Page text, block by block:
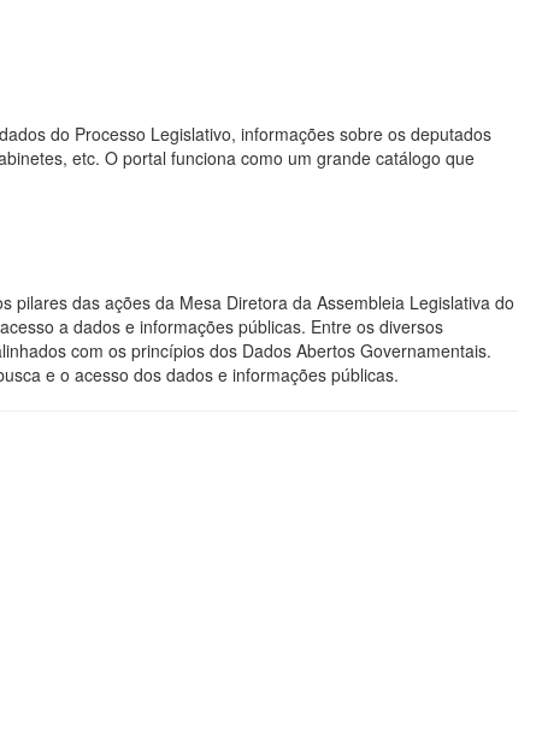
do Processo Legislativo, informações sobre os deputados
etc. O portal funciona como um grande catálogo que
das ações da Mesa Diretora da Assembleia Legislativa do
a dados e informações públicas. Entre os diversos
com os princípios dos Dados Abertos Governamentais.
e o acesso dos dados e informações públicas.